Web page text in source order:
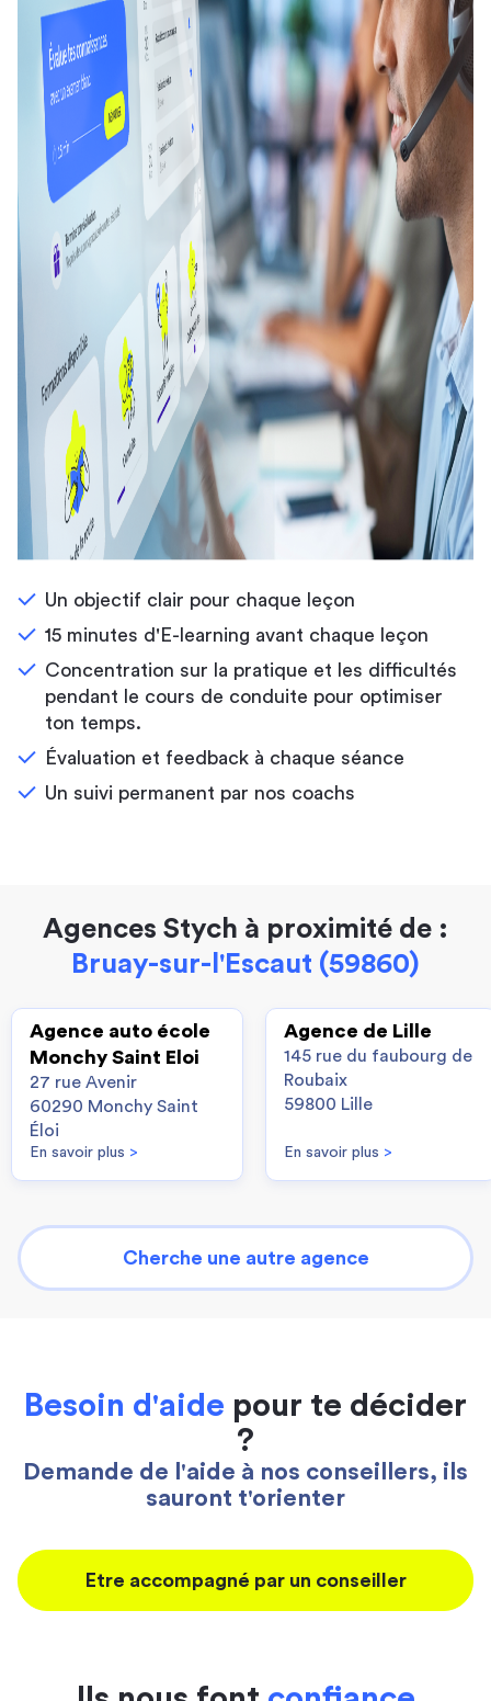
Un objectif clair pour chaque leçon
15 minutes d'E-learning avant chaque leçon
Concentration sur la pratique et les difficultés
pendant le cours de conduite pour optimiser
ton temps.
Évaluation et feedback à chaque séance
Un suivi permanent par nos coachs
Agences Stych à proximité de :
Bruay-sur-l'Escaut (59860)
Agence auto école
Monchy Saint Eloi
27 rue Avenir
60290 Monchy Saint
Éloi
En savoir plus >
Agence de Lille
145 rue du faubourg de
Roubaix
59800 Lille
En savoir plus >
Cherche une autre agence
Besoin d'aide pour te décider
?
Demande de l'aide à nos conseillers, ils
sauront t'orienter
Etre accompagné par un conseiller